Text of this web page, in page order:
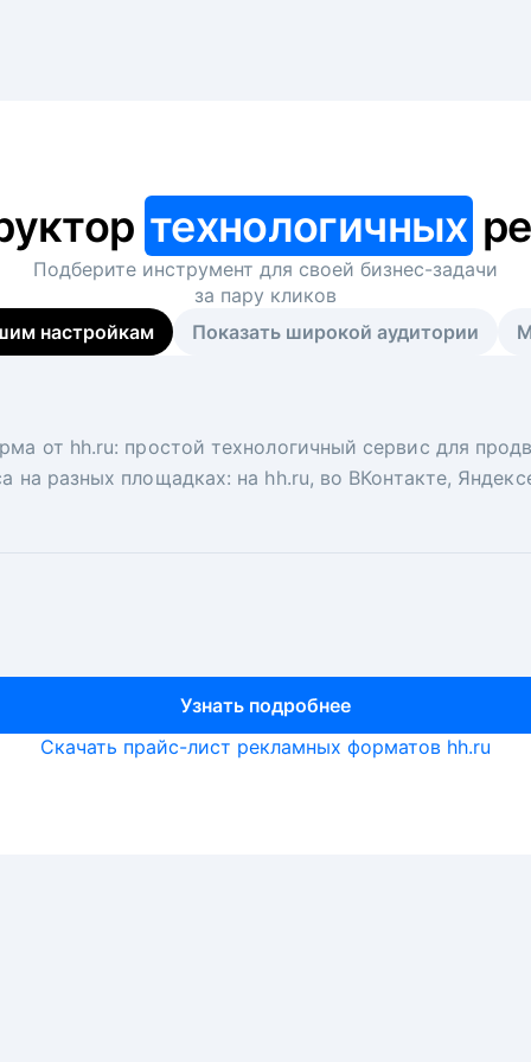
технологичных
Подберите инструмент для своей бизнес-задачи
за пару кликов
настройкам
Показать широкой аудитории
от hh.ru: простой технологичный сервис для
на разных площадках: на hh.ru, во ВКонтакте,
Узнать подробнее
вакансий на главной странице hh.ru.
ключ. Решите, сколько кандидатов и когда вам
рекрутеры и проектные менеджеры hh.ru с
Узнать подробнее
Скачать прайс-лист рекламных форматов hh.ru